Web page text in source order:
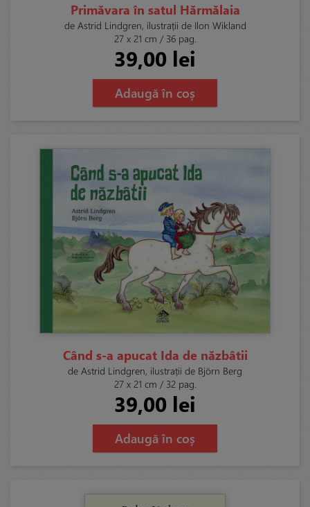
Primăvara în satul Hărmălaia
de Astrid Lindgren, ilustrații de Ilon Wikland
27 x 21 cm / 36 pag.
39,00 lei
Adaugă în coș
Când s-a apucat Ida de năzbâtii
de Astrid Lindgren, ilustrații de Björn Berg
27 x 21 cm / 32 pag.
39,00 lei
Adaugă în coș